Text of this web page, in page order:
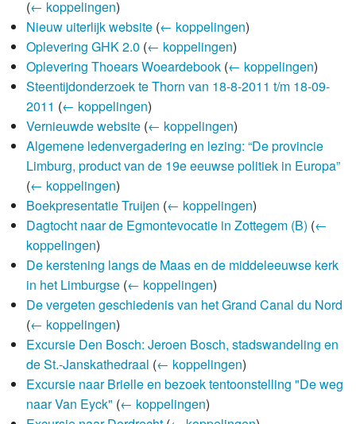
(← koppelingen)
Nieuw uiterlijk website (← koppelingen)
Oplevering GHK 2.0 (← koppelingen)
Oplevering Thoears Woeardebook (← koppelingen)
Steentijdonderzoek te Thorn van 18-8-2011 t/m 18-09-
2011 (← koppelingen)
Vernieuwde website (← koppelingen)
Algemene ledenvergadering en lezing: “De provincie
Limburg, product van de 19e eeuwse politiek in Europa”
(← koppelingen)
Boekpresentatie Truijen (← koppelingen)
Dagtocht naar de Egmontevocatie in Zottegem (B) (←
koppelingen)
De kerstening langs de Maas en de middeleeuwse kerk
in het Limburgse (← koppelingen)
De vergeten geschiedenis van het Grand Canal du Nord
(← koppelingen)
Excursie Den Bosch: Jeroen Bosch, stadswandeling en
de St.-Janskathedraal (← koppelingen)
Excursie naar Brielle en bezoek tentoonstelling "De weg
naar Van Eyck" (← koppelingen)